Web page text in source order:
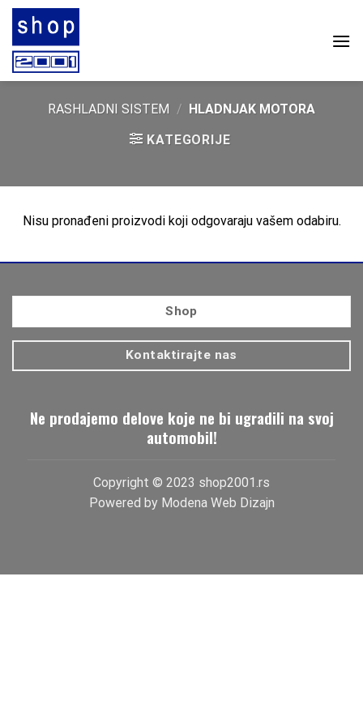
Skip
content
RASHLADNI SISTEM / HLADNJAK MOTORA
KATEGORIJE
Nisu pronađeni proizvodi koji odgovaraju vašem odabiru.
Ne prodajemo delove koje ne bi ugradili na svoj
automobil!
Copyright © 2023 shop2001.rs
Powered by Modena Web Dizajn
Shop
Kontaktirajte nas